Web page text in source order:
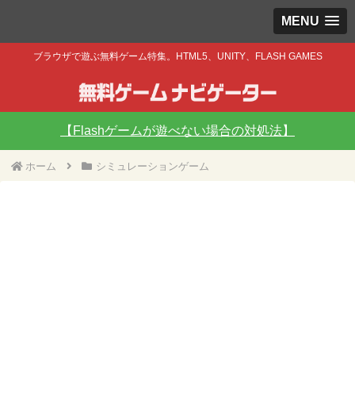
MENU
ブラウザで遊ぶ無料ゲーム特集。HTML5、UNITY、FLASH GAMES
【Flashゲームが遊べない場合の対処法】
ホーム シミュレーションゲーム